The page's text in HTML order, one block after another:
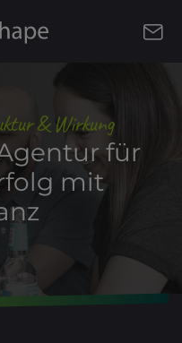
& Wirkung
für
mit